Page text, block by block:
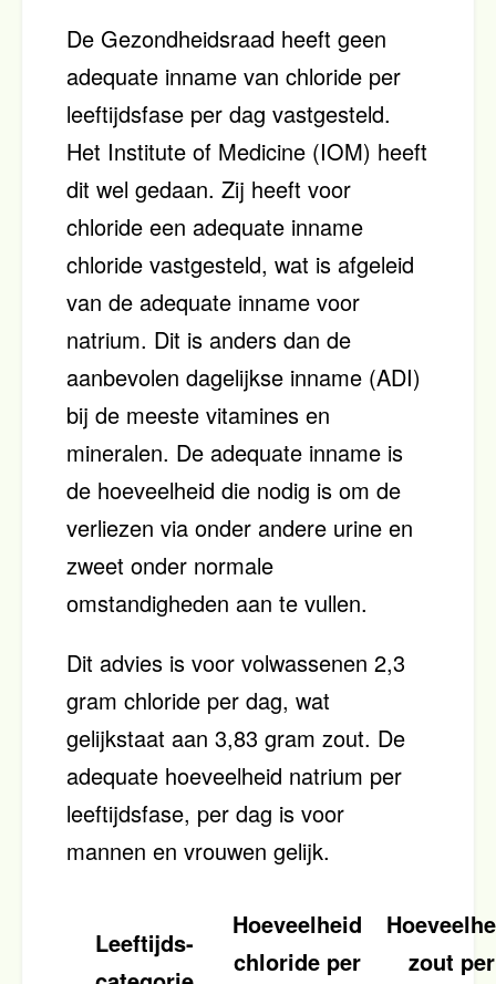
De Gezondheidsraad heeft geen
adequate inname van chloride per
leeftijdsfase per dag vastgesteld.
Het Institute of Medicine (IOM) heeft
dit wel gedaan. Zij heeft voor
chloride een adequate inname
chloride vastgesteld, wat is afgeleid
van de adequate inname voor
natrium. Dit is anders dan de
aanbevolen dagelijkse inname (ADI)
bij de meeste vitamines en
mineralen. De adequate inname is
de hoeveelheid die nodig is om de
verliezen via onder andere urine en
zweet onder normale
omstandigheden aan te vullen.
Dit advies is voor volwassenen 2,3
gram chloride per dag, wat
gelijkstaat aan 3,83 gram zout. De
adequate hoeveelheid natrium per
leeftijdsfase, per dag is voor
mannen en vrouwen gelijk.
Leeftijds-
Hoeveelheid
chloride per
zout per